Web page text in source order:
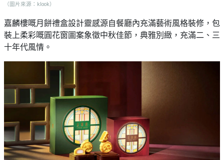
（圖片來源：klook）
嘉麟樓嘅月餅禮盒設計靈感源自餐廳內充滿藝術風格裝修，包
裝上柔彩嘅圓花窗圖案象徵中秋佳節，典雅別緻，充滿二、三
十年代風情。